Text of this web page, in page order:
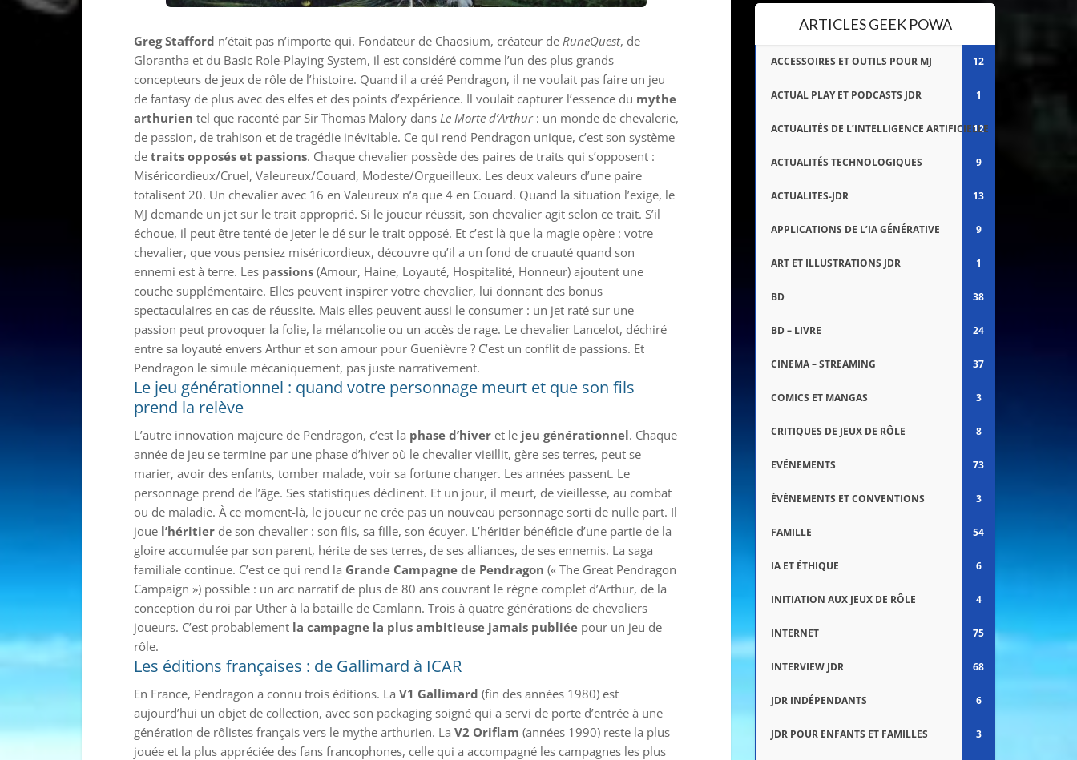
Greg Stafford n’était pas n’importe qui. Fondateur de Chaosium, créateur de RuneQuest, de
Glorantha et du Basic Role-Playing System, il est considéré comme l’un des plus grands
concepteurs de jeux de rôle de l’histoire. Quand il a créé Pendragon, il ne voulait pas faire un jeu
de fantasy de plus avec des elfes et des points d’expérience. Il voulait capturer l’essence du mythe
arthurien tel que raconté par Sir Thomas Malory dans Le Morte d’Arthur: un monde de chevalerie,
de passion, de trahison et de tragédie inévitable. Ce qui rend Pendragon unique, c’est son système
de traits opposés et passions. Chaque chevalier possède des paires de traits qui s’opposent :
Miséricordieux/Cruel, Valeureux/Couard, Modeste/Orgueilleux. Les deux valeurs d’une paire
totalisent 20. Un chevalier avec 16 en Valeureux n’a que 4 en Couard. Quand la situation l’exige, le
MJ demande un jet sur le trait approprié. Si le joueur réussit, son chevalier agit selon ce trait. S’il
échoue, il peut être tenté de jeter le dé sur le trait opposé. Et c’est là que la magie opère : votre
chevalier, que vous pensiez miséricordieux, découvre qu’il a un fond de cruauté quand son
ennemi est à terre. Les passions (Amour, Haine, Loyauté, Hospitalité, Honneur) ajoutent une
couche supplémentaire. Elles peuvent inspirer votre chevalier, lui donnant des bonus
spectaculaires en cas de réussite. Mais elles peuvent aussi le consumer : un jet raté sur une
passion peut provoquer la folie, la mélancolie ou un accès de rage. Le chevalier Lancelot, déchiré
entre sa loyauté envers Arthur et son amour pour Guenièvre ? C’est un conflit de passions. Et
Pendragon le simule mécaniquement, pas juste narrativement.
Le jeu générationnel : quand votre personnage meurt et que son fils
prend la relève
L’autre innovation majeure de Pendragon, c’est la phase d’hiver et le jeu générationnel. Chaque
année de jeu se termine par une phase d’hiver où le chevalier vieillit, gère ses terres, peut se
marier, avoir des enfants, tomber malade, voir sa fortune changer. Les années passent. Le
personnage prend de l’âge. Ses statistiques déclinent. Et un jour, il meurt, de vieillesse, au combat
ou de maladie. À ce moment-là, le joueur ne crée pas un nouveau personnage sorti de nulle part. Il
joue l’héritier de son chevalier : son fils, sa fille, son écuyer. L’héritier bénéficie d’une partie de la
gloire accumulée par son parent, hérite de ses terres, de ses alliances, de ses ennemis. La saga
familiale continue. C’est ce qui rend la Grande Campagne de Pendragon (« The Great Pendragon
Campaign ») possible : un arc narratif de plus de 80 ans couvrant le règne complet d’Arthur, de la
conception du roi par Uther à la bataille de Camlann. Trois à quatre générations de chevaliers
joueurs. C’est probablement la campagne la plus ambitieuse jamais publiée pour un jeu de
rôle.
Les éditions françaises : de Gallimard à ICAR
En France, Pendragon a connu trois éditions. La V1 Gallimard (fin des années 1980) est
aujourd’hui un objet de collection, avec son packaging soigné qui a servi de porte d’entrée à une
génération de rôlistes français vers le mythe arthurien. La V2 Oriflam (années 1990) reste la plus
jouée et la plus appréciée des fans francophones, celle qui a accompagné les campagnes les plus
ARTICLES GEEK POWA
ACCESSOIRES ET OUTILS POUR MJ 12
ACTUAL PLAY ET PODCASTS JDR 1
ACTUALITÉS DE L’INTELLIGENCE ARTIFICIELLE
12
ACTUALITÉS TECHNOLOGIQUES 9
ACTUALITES-JDR 13
APPLICATIONS DE L’IA GÉNÉRATIVE 9
ART ET ILLUSTRATIONS JDR 1
BD 38
BD – LIVRE 24
CINEMA – STREAMING 37
COMICS ET MANGAS 3
CRITIQUES DE JEUX DE RÔLE 8
EVÉNEMENTS 73
ÉVÉNEMENTS ET CONVENTIONS 3
FAMILLE 54
IA ET ÉTHIQUE 6
INITIATION AUX JEUX DE RÔLE 4
INTERNET 75
INTERVIEW JDR 68
JDR INDÉPENDANTS 6
JDR POUR ENFANTS ET FAMILLES 3